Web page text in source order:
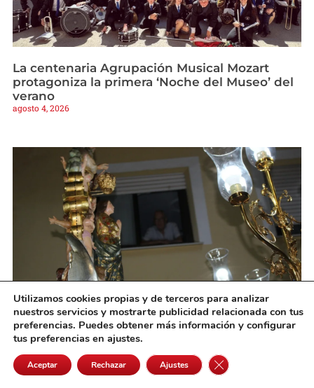
La centenaria Agrupación Musical Mozart
protagoniza la primera ‘Noche del Museo’ del
verano
agosto 4, 2026
La Virgen de los Ángeles volvió a emocionar a
Pedro Muñoz en la noche grande de sus
fiestas
agosto 4, 2026
Utilizamos cookies propias y de terceros para analizar
nuestros servicios y mostrarte publicidad relacionada con tus
preferencias. Puedes obtener más información y configurar
tus preferencias en ajustes.
Aceptar Rechazar Ajustes Cerrar el banner de